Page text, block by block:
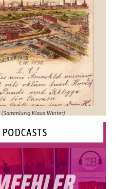
Klaus Winter)